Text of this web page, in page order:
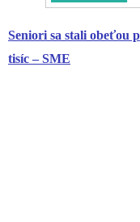
Seniorisa stali obeťou
tisíc – SME